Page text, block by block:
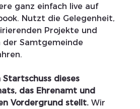
ganz einfach live auf
Nutzt die Gelegenheit,
Projekte und
der Samtgemeinde
dieses
das Ehrenamt und
Vordergrund stellt. Wir